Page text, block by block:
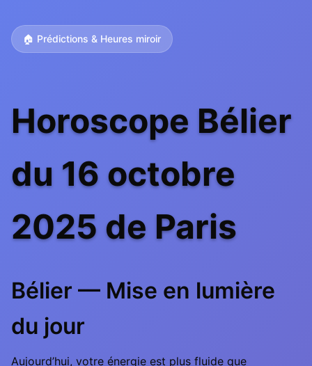
🏠 Prédictions & Heures miroir
Horoscope Bélier
du 16 octobre
2025 de Paris
Bélier — Mise en lumière
du jour
Aujourd’hui, votre énergie est plus fluide que